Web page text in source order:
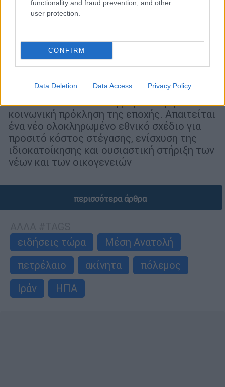
functionality and fraud prevention, and other
user protection.
CONFIRM
Data Deletion Data Access Privacy Policy
Οικονομία|23.04.2026 05:20
Στεγαστική κρίση: Πώς θα λυθεί το
μείζον κοινωνικό ζήτημα - 22+1
εφαρμόσιμες προτάσεις
Η κατοικία αποτελεί τη μεγαλύτερη
κοινωνική πρόκληση της εποχής. Απαιτείται
ένα νέο ολοκληρωμένο εθνικό σχέδιο για
προσιτό κόστος στέγασης, ενίσχυση της
ιδιοκατοίκησης και ουσιαστική στήριξη των
νέων και των οικογενειών
περισσότερα άρθρα
ειδήσεις τώρα
Μέση Ανατολή
πετρέλαιο
ακίνητα
πόλεμος
Ιράν
ΗΠΑ